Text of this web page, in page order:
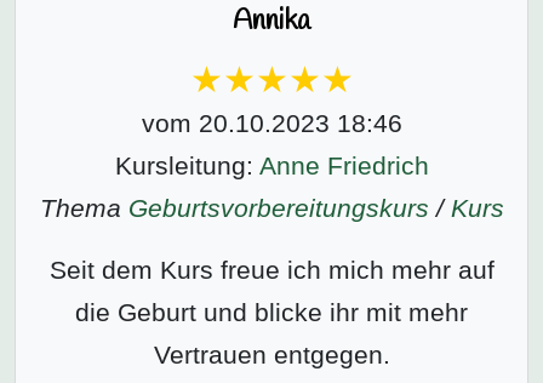
Annika
vom 20.10.2023 18:46
Kursleitung: Anne Friedrich
Thema Geburtsvorbereitungs­kurs / Kurs
Seit dem Kurs freue ich mich mehr auf
die Geburt und blicke ihr mit mehr
Vertrauen entgegen.